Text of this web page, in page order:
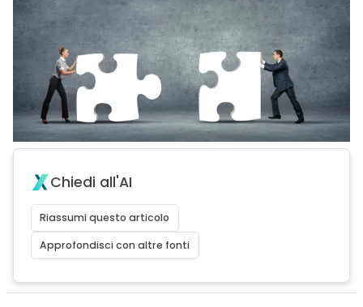
Chiedi all'AI
Riassumi questo articolo
Approfondisci con altre fonti